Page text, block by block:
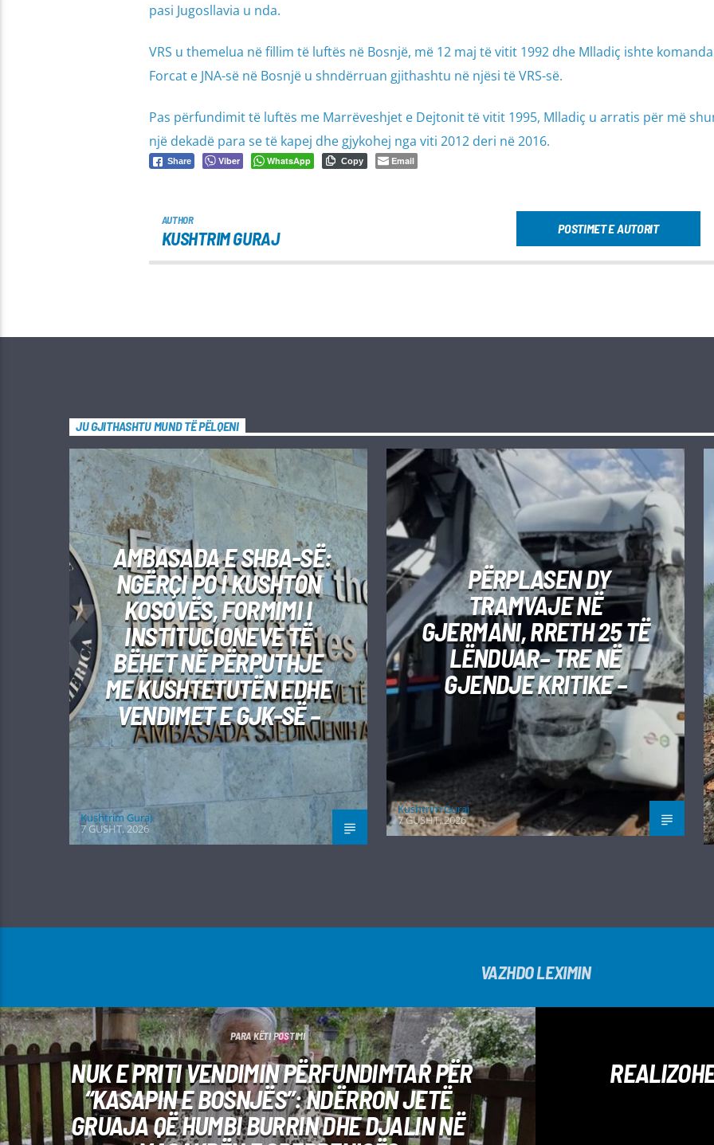
pasi Jugosllavia u nda.
VRS u themelua në fillim të luftës në Bosnjë, më 12 maj të vitit 1992 dhe Mlladiç ishte
Forcat e JNA-së në Bosnjë u shndërruan gjithashtu në njësi të VRS-së.
Pas përfundimit të luftës me Marrëveshjet e Dejtonit të vitit 1995, Mlladiç u arratis për më
një dekadë para se të kapej dhe gjykohej nga viti 2012 deri në 2016.
Share Viber WhatsApp Copy Email
AUTHOR
KUSHTRIM GURAJ POSTIMET E AUTORIT
JU GJITHASHTU MUND TË PËLQENI
AMBASADA E SHBA-SË:
NGËRÇI PO I KUSHTON
KOSOVËS, FORMIMI I
INSTITUCIONEVE TË
BËHET NË PËRPUTHJE
ME KUSHTETUTËN EDHE
VENDIMET E GJK-SË –
Kushtrim Guraj
7 GUSHT, 2026
PËRPLASEN DY
TRAMVAJE NË
GJERMANI, RRETH 25 TË
LËNDUAR– TRE NË
GJENDJE KRITIKE –
Kushtrim Guraj
7 GUSHT, 2026
VAZHDO LEXIMIN
PARA KËTI POSTIMI
NUK E PRITI VENDIMIN PËRFUNDIMTAR PËR
“KASAPIN E BOSNJËS”: NDËRRON JETË
GRUAJA QË HUMBI BURRIN DHE DJALIN NË